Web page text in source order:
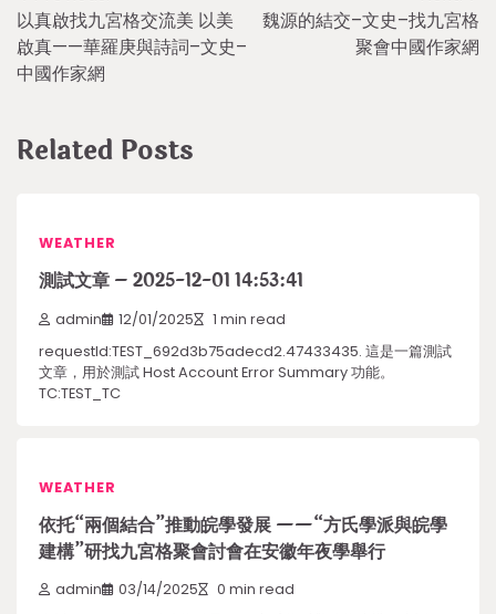
navigation
以真啟找九宮格交流美 以美
啟真——華羅庚與詩詞–文史–
中國作家網
魏源的結交–文史–找九宮格
聚會中國作家網
Related Posts
WEATHER
測試文章 – 2025-12-01 14:53:41
admin 12/01/2025 1 min read
requestId:TEST_692d3b75adecd2.47433435. 這是一篇測試
文章，用於測試 Host Account Error Summary 功能。
TC:TEST_TC
WEATHER
依托“兩個結合”推動皖學發展 ——“方氏學派與皖學
建構”研找九宮格聚會討會在安徽年夜學舉行
admin 03/14/2025 0 min read